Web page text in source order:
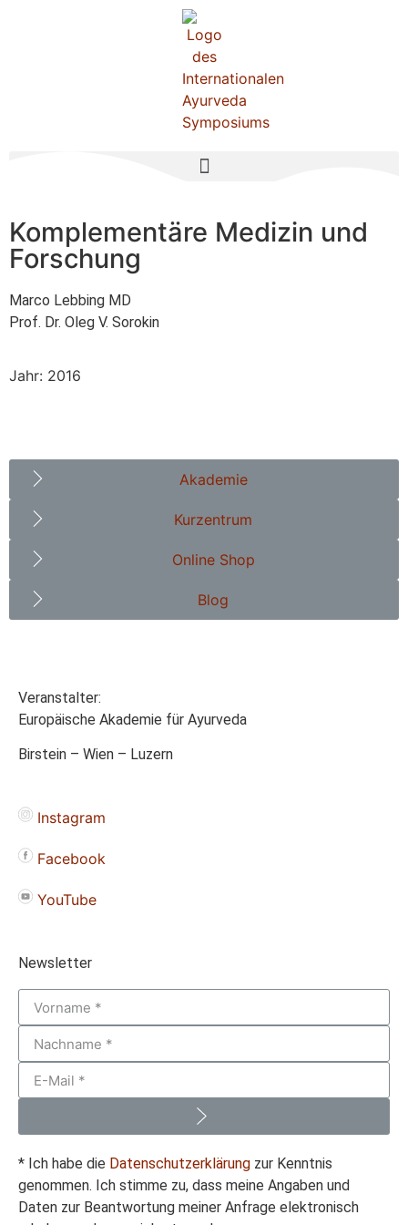
Komplementäre Medizin und
Forschung
Marco Lebbing MD
Prof. Dr. Oleg V. Sorokin
Jahr: 2016
Akademie
Kurzentrum
Online Shop
Blog
Veranstalter:
Europäische Akademie für Ayurveda
Birstein – Wien – Luzern
Instagram
Facebook
YouTube
Newsletter
* Ich habe die Datenschutzerklärung zur Kenntnis
genommen. Ich stimme zu, dass meine Angaben und
Daten zur Beantwortung meiner Anfrage elektronisch